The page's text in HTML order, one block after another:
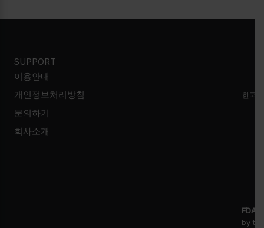
SUPPORT
이용안내
개인정보처리방침
문의하기
회사소개
한국
FDA
by